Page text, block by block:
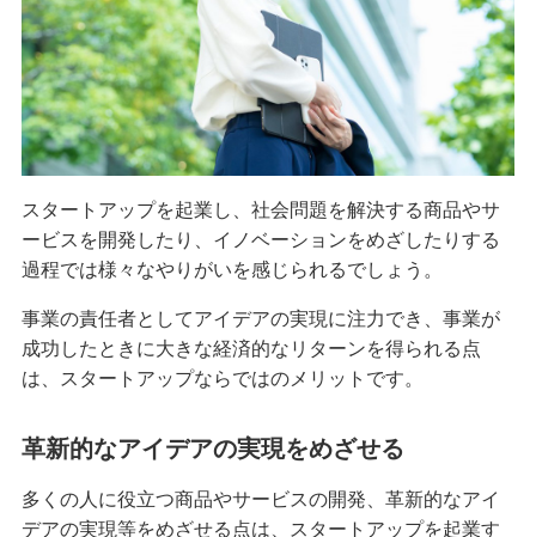
スタートアップを起業し、社会問題を解決する商品やサ
ービスを開発したり、イノベーションをめざしたりする
過程では様々なやりがいを感じられるでしょう。
事業の責任者としてアイデアの実現に注力でき、事業が
成功したときに大きな経済的なリターンを得られる点
は、スタートアップならではのメリットです。
革新的なアイデアの実現をめざせる
多くの人に役立つ商品やサービスの開発、革新的なアイ
デアの実現等をめざせる点は、スタートアップを起業す